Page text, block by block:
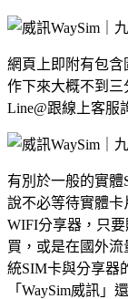
網頁上即附有包
作下來大概不到三
Line@跟線上客服
有別於一般的實
說不必等待實體
WIFI分享器，只
買，或是在國外
統SIM卡與分享器
「WaySim威訊」